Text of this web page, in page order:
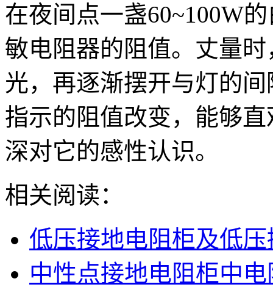
在夜间点一盏60~100W
敏电阻器的阻值。丈量
光，再逐渐摆开与灯的
指示的阻值改变，能够
深对它的感性认识。
相关阅读：
低压接地电阻柜及低
中性点接地电阻柜中